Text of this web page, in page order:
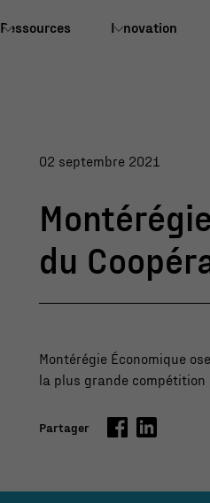
Ressources Innovation
02 septembre 2021
du
Montérégie Économique
la plus grande compétition
Partager